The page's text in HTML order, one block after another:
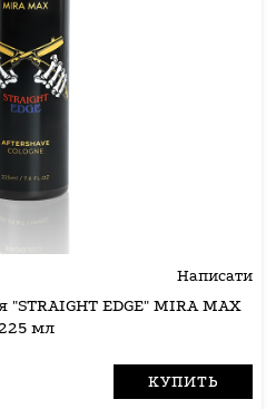
Написати
"STRAIGHT EDGE" MIRA MAX
мл
КУПИТЬ